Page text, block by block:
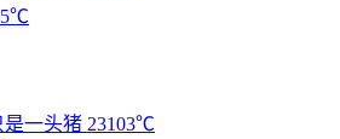
是一头猪 23103℃